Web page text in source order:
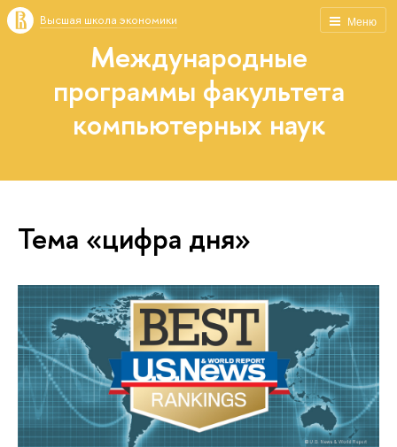
Меню
Высшая школа экономики
Международные
программы факультета
компьютерных наук
Тема «цифра дня»